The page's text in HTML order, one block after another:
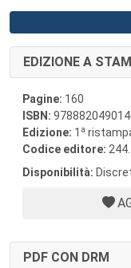
EDIZIONE A
Pagine: 160
ISBN:
Edizione: 1 a
Codice editore:
Disponibilità:
PDF CON DRM